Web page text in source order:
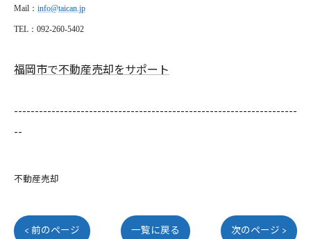
Mail ： info@taican.jp
TEL ：092-260-5402
福岡市で不動産売却をサポート
--------------------------------------------------------------------
--
不動産売却
< 前のページ 一覧に戻る 次のページ >